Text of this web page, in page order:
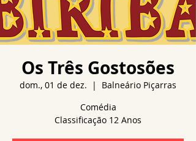
Os Três Gostosões
dom., 01 de dez.
  |
Balneário Piçarras
Comédia